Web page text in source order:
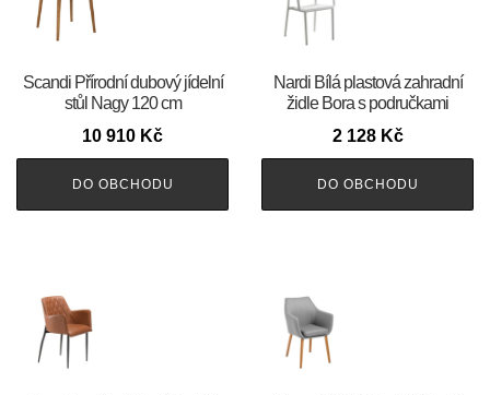
Scandi Přírodní dubový jídelní
stůl Nagy 120 cm
10 910 Kč
DO OBCHODU
Nardi Bílá plastová zahradní
židle Bora s područkami
2 128 Kč
DO OBCHODU